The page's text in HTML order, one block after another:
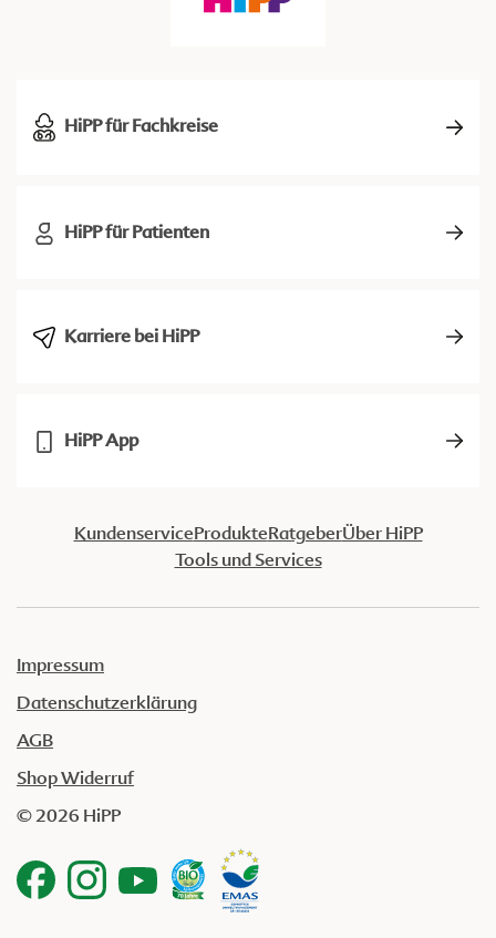
HiPP für Fachkreise
HiPP für Patienten
Karriere bei HiPP
HiPP App
KundenserviceProdukteRatgeberÜber HiPP
Tools und Services
Impressum
Datenschutzerklärung
AGB
Shop Widerruf
© 2026 HiPP